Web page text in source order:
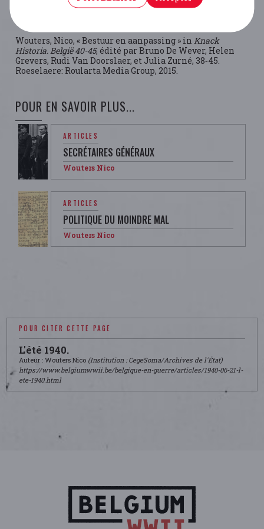
Gérard-Libois, Jules et Gotovitch José,L’an 40 : La
Wouters, Nico, « Bestuur en aanpassing » inKnack
Historia. België 40-45, édité par Bruno De Wever, Helen
Grevers, Rudi Van Doorslaer, et Julia Zurné, 38‑45.
Roeselaere: Roularta Media Group, 2015.
POUR EN SAVOIR PLUS...
ARTICLES
SECRÉTAIRES GÉNÉRAUX
Wouters Nico
ARTICLES
POLITIQUE DU MOINDRE MAL
Wouters Nico
POUR CITER CETTE PAGE
L'été 1940.
Auteur : Wouters Nico (Institution : CegeSoma/Archives de l'État)
https://www.belgiumwwii.be/belgique-en-guerre/articles/1940-06-21-l-
ete-1940.html